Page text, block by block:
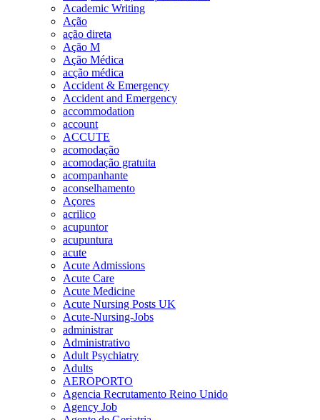
Academic Writing
Ação
ação direta
Ação M
Ação Médica
acção médica
Accident & Emergency
Accident and Emergency
accommodation
account
ACCUTE
acomodação
acomodação gratuita
acompanhante
aconselhamento
Açores
acrilico
acupuntor
acupuntura
acute
Acute Admissions
Acute Care
Acute Medicine
Acute Nursing Posts UK
Acute-Nursing-Jobs
administrar
Administrativo
Adult Psychiatry
Adults
AEROPORTO
Agencia Recrutamento Reino Unido
Agency Job